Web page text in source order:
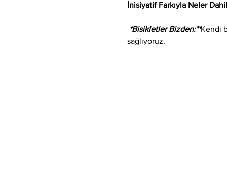
İnisiyatif Farkıyla Neler
*Bisikletler Bizden:**Kendi
sağlıyoruz.